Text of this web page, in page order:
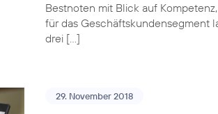
Bestnoten mit Blick auf
für das Geschäftskundensegment
drei […]
29. November 2018